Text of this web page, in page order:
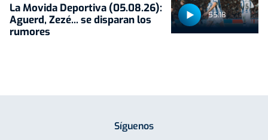
55:18
La Movida Deportiva (05.08.26):
Aguerd, Zezé... se disparan los
rumores
Síguenos